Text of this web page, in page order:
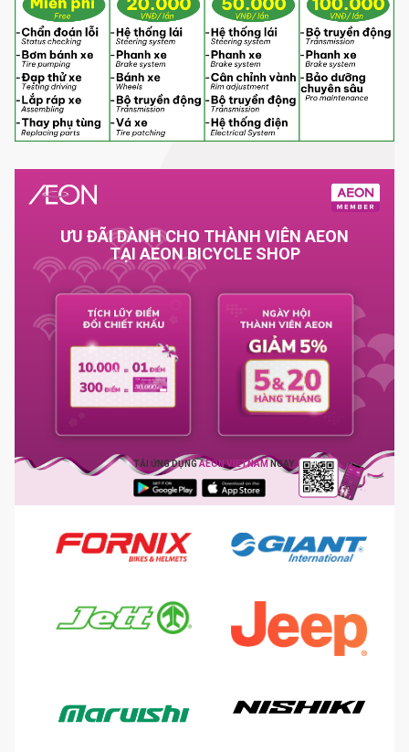
ƯU ĐÃI DÀNH CHO THÀNH VIÊN AEON
TẠI AEON BICYCLE SHOP
Tích luỹ đổi điểm chiết khấuNgày hội thành viên
TẢI ỨNG DỤNG AEON VIETNAMNGAY